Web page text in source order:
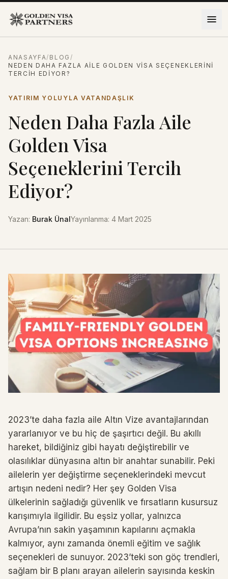
ANASAYFA/ BLOG /
NEDEN DAHA FAZLA AILE GOLDEN VISA SEÇENEKLERINI
TERCIH EDIYOR?
YATIRIM YOLUYLA VATANDAŞLIK
Neden Daha Fazla Aile
Golden Visa
Seçeneklerini Tercih
Ediyor?
Yazan: Burak ÜnalYayınlanma: 4 Mart 2025
2023’te daha fazla aile Altın Vize avantajlarından
yararlanıyor ve bu hiç de şaşırtıcı değil. Bu akıllı
hareket, bildiğiniz gibi hayatı değiştirebilir ve
olasılıklar dünyasına altın bir anahtar sunabilir. Peki
ailelerin yer değiştirme seçeneklerindeki mevcut
artışın nedeni nedir? Her şey Golden Visa
ülkelerinin sağladığı güvenlik ve fırsatların kusursuz
karışımıyla ilgilidir. Bu eşsiz yollar, yalnızca
Avrupa’nın sakin yaşamının kapılarını açmakla
kalmıyor, aynı zamanda önemli eğitim ve sağlık
seçenekleri de sunuyor. 2023’teki son göç trendleri,
sağlam bir B planı arayan ailelerin sayısında keskin